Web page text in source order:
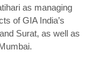
as managing
of GIA India’s
Surat, as well as